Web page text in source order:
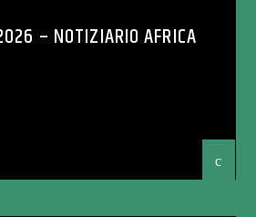
– NOTIZIARIO AFRICA